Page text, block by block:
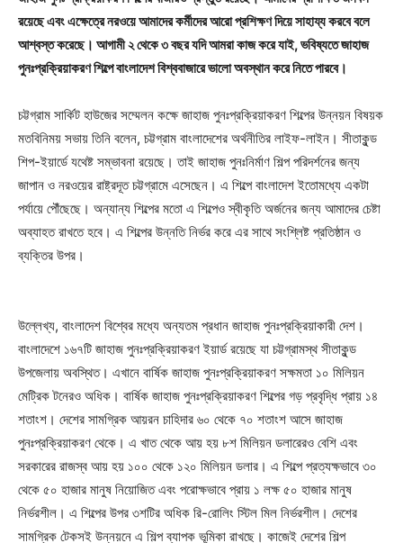
রয়েছে এবং এক্ষেত্রে নরওয়ে আমাদের কর্মীদের আরো প্রশিক্ষণ দিয়ে সাহায্য করবে বলে
আশ্বস্ত করেছে। আগামী ২ থেকে ৩ বছর যদি আমরা কাজ করে যাই, ভবিষ্যতে জাহাজ
পুনঃপ্রক্রিয়াকরণ শিল্পে বাংলাদেশ বিশ্ববাজারে ভালো অবস্থান করে নিতে পারবে।
চট্টগ্রাম সার্কিট হাউজের সম্মেলন কক্ষে জাহাজ পুনঃপ্রক্রিয়াকরণ শিল্পের উন্নয়ন বিষয়ক
মতবিনিময় সভায় তিনি বলেন, চট্টগ্রাম বাংলাদেশের অর্থনীতির লাইফ-লাইন। সীতাকুন্ড
শিপ-ইয়ার্ডে যথেষ্ট সম্ভাবনা রয়েছে। তাই জাহাজ পুনঃনির্মাণ শিল্প পরিদর্শনের জন্য
জাপান ও নরওয়ের রাষ্ট্রদূত চট্টগ্রামে এসেছেন। এ শিল্পে বাংলাদেশ ইতোমধ্যে একটা
পর্যায়ে পৌঁছেছে। অন্যান্য শিল্পের মতো এ শিল্পেও স্বীকৃতি অর্জনের জন্য আমাদের চেষ্টা
অব্যাহত রাখতে হবে। এ শিল্পের উন্নতি নির্ভর করে এর সাথে সংশ্লিষ্ট প্রতিষ্ঠান ও
ব্যক্তির উপর।
উল্লেখ্য, বাংলাদেশ বিশ্বের মধ্যে অন্যতম প্রধান জাহাজ পুনঃপ্রক্রিয়াকারী দেশ।
বাংলাদেশে ১৬৭টি জাহাজ পুনঃপ্রক্রিয়াকরণ ইয়ার্ড রয়েছে যা চট্টগ্রামস্থ সীতাকুন্ড
উপজেলায় অবস্থিত। এখানে বার্ষিক জাহাজ পুনঃপ্রক্রিয়াকরণ সক্ষমতা ১০ মিলিয়ন
মেট্রিক টনেরও অধিক। বার্ষিক জাহাজ পুনঃপ্রক্রিয়াকরণ শিল্পের গড় প্রবৃদ্ধি প্রায় ১৪
শতাংশ। দেশের সামগ্রিক আয়রন চাহিদার ৬০ থেকে ৭০ শতাংশ আসে জাহাজ
পুনঃপ্রক্রিয়াকরণ থেকে। এ খাত থেকে আয় হয় ৮শ মিলিয়ন ডলারেরও বেশি এবং
সরকারের রাজস্ব আয় হয় ১০০ থেকে ১২০ মিলিয়ন ডলার। এ শিল্পে প্রত্যক্ষভাবে ৩০
থেকে ৫০ হাজার মানুষ নিয়োজিত এবং পরোক্ষভাবে প্রায় ১ লক্ষ ৫০ হাজার মানুষ
নির্ভরশীল। এ শিল্পের উপর ৩শটির অধিক রি-রোলিং স্টিল মিল নির্ভরশীল। দেশের
সামগ্রিক টেকসই উন্নয়নে এ শিল্প ব্যাপক ভূমিকা রাখছে। কাজেই দেশের শিল্প